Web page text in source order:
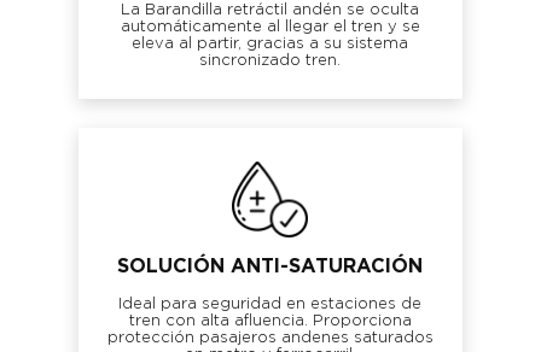
La Barandilla retráctil andén se oculta
automáticamente al llegar el tren y se
eleva al partir, gracias a su sistema
sincronizado tren.
SOLUCIÓN ANTI-SATURACIÓN
Ideal para seguridad en estaciones de
tren con alta afluencia. Proporciona
protección pasajeros andenes saturados